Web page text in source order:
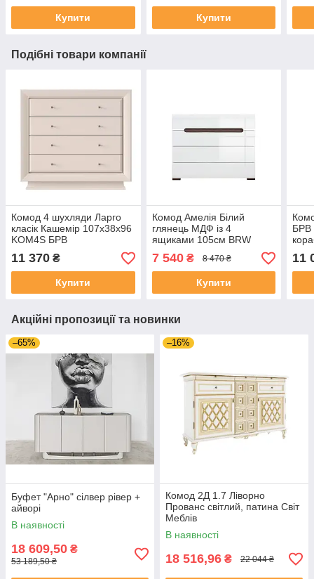
Купити Купити
Подібні товари компанії
Комод 4 шухляди Ларго
класік Кашемір 107х38х96
KOM4S БРВ
11 370 ₴
Купити
Комод Амелія Білий
глянець МДФ із 4
ящиками 105см BRW
7 540₴ 8 470 ₴
Купити
БРВ
11
Акційні пропозиції та новинки
–65%
Буфет "Арно" сілвер рівер +
айворі
В наявності
18 609,50 ₴
53 189,50 ₴
–16%
Комод 2Д 1.7 Ліворно
Прованс світлий, патина Світ
Меблів
В наявності
18 516,96 ₴ 22 044 ₴